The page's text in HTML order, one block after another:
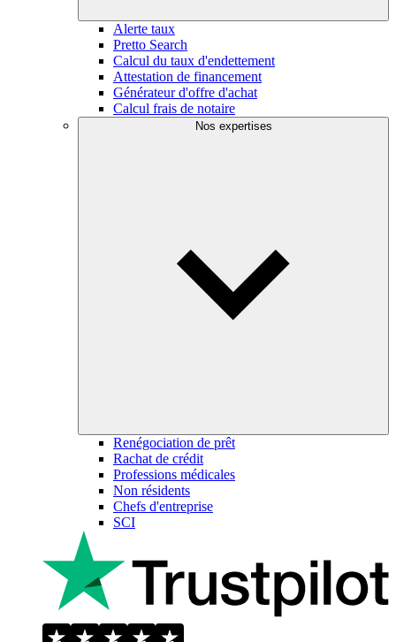
Alerte taux
Pretto Search
Calcul du taux d'endettement
Attestation de financement
Générateur d'offre d'achat
Calcul frais de notaire
Nos expertises
Renégociation de prêt
Rachat de crédit
Professions médicales
Non résidents
Chefs d'entreprise
SCI